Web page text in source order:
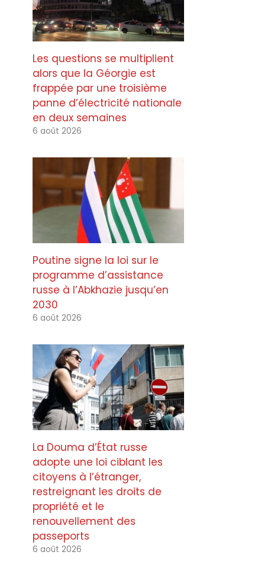
Les questions se multiplient
alors que la Géorgie est
frappée par une troisième
panne d’électricité nationale
en deux semaines
6 août 2026
Poutine signe la loi sur le
programme d’assistance
russe à l’Abkhazie jusqu’en
2030
6 août 2026
La Douma d’État russe
adopte une loi ciblant les
citoyens à l’étranger,
restreignant les droits de
propriété et le
renouvellement des
passeports
6 août 2026